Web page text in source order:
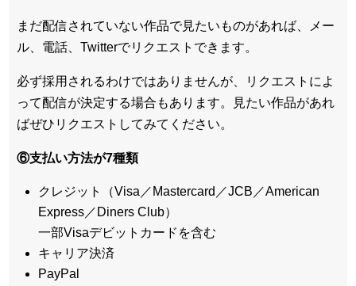
まだ配信されていない作品で見たいものがあれば、
メー
ル、電話、Twitterでリクエスト できます。
必ず採用されるわけではありませんが、リクエストによ
って配信が決定する場合もあります。見たい作品があれ
ばぜひリクエストしてみてください。
⑥支払い方法が7種類
クレジット（Visa／Mastercard／JCB／American
Express／Diners Club）
一部Visaデビットカードを含む
キャリア決済
PayPal